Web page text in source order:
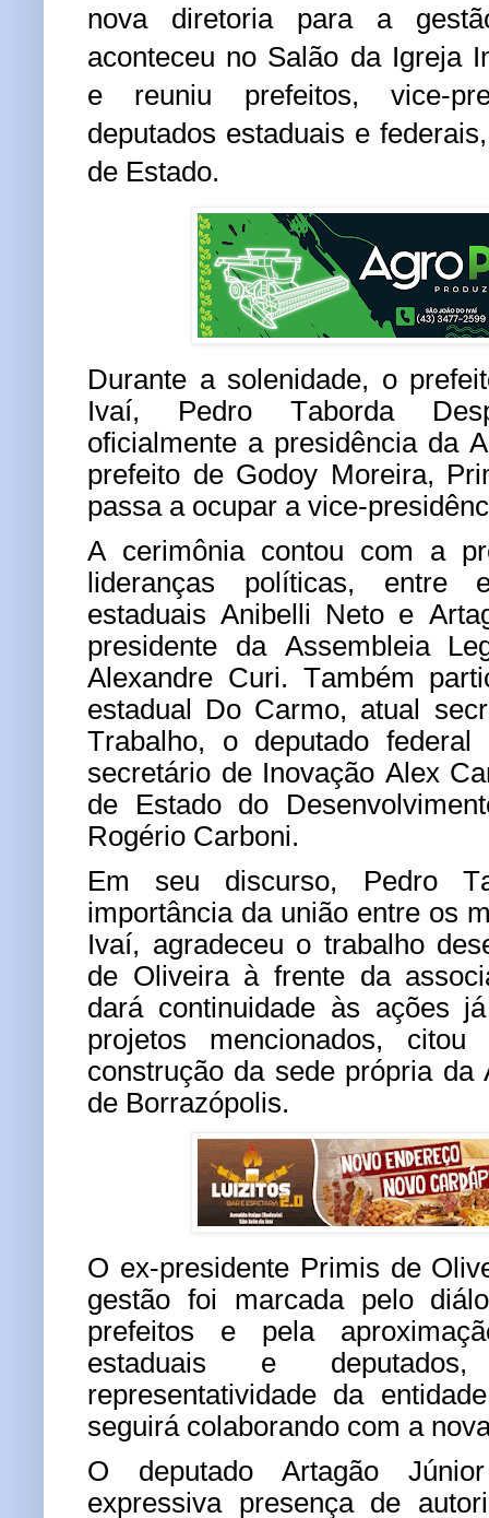
nova diretoria para a
aconteceu no Salão da Igreja
e reuniu prefeitos, vice-
deputados estaduais e
de Estado.
Durante a solenidade, o
Ivaí, Pedro Taborda
oficialmente a presidência da
prefeito de Godoy Moreira,
passa a ocupar a vice-
A cerimônia contou com a
lideranças políticas, entre
estaduais Anibelli Neto e
presidente da Assembleia
Alexandre Curi. Também
estadual Do Carmo, atual
Trabalho, o deputado
secretário de Inovação Alex
de Estado do
Rogério Carboni.
Em seu discurso, Pedro
importância da união entre os
Ivaí, agradeceu o trabalho
de Oliveira à frente da
dará continuidade às ações
projetos mencionados,
construção da sede própria da
de Borrazópolis.
O ex-presidente Primis de
gestão foi marcada pelo
prefeitos e pela
estaduais e
representatividade da
seguirá colaborando com a
O deputado Artagão
expressiva presença de